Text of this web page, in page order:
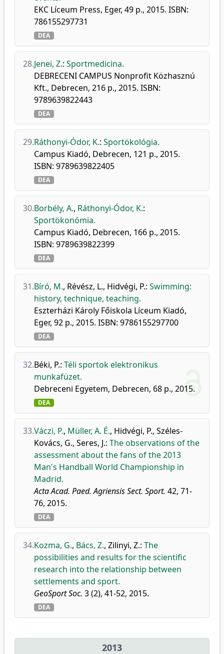
EKC Líceum Press, Eger, 49 p., 2015. ISBN:
786155297731
DEA
28.Jenei, Z.: Sportmedicina.
DEBRECENI CAMPUS Nonprofit Közhasznú
Kft., Debrecen, 216 p., 2015. ISBN:
9789639822443
DEA
29.Ráthonyi-Ódor, K.: Sportökológia.
Campus Kiadó, Debrecen, 121 p., 2015.
ISBN: 9789639822405
DEA
30.Borbély, A., Ráthonyi-Ódor, K.:
Sportökonómia.
Campus Kiadó, Debrecen, 166 p., 2015.
ISBN: 9789639822399
DEA
31.Bíró, M., Révész, L., Hidvégi, P.: Swimming:
history, technique, teaching.
Eszterházi Károly Főiskola Líceum Kiadó,
Eger, 92 p., 2015. ISBN: 9786155297700
DEA
32.Béki, P.: Téli sportok elektronikus
munkafüzet.
Debreceni Egyetem, Debrecen, 68 p., 2015.
DEA
33.Váczi, P., Müller, A. É., Hidvégi, P., Széles-
Kovács, G., Seres, J.: The observations of the
assessment about the fans of the 2013
Man's Handball World Championship in
Madrid.
Acta Acad. Paed. Agriensis Sect. Sport. 42, 71-
76, 2015.
DEA
34.Kozma, G., Bács, Z., Zilinyi, Z.: The
possibilities and results for the scientific
research into the relationship between
settlements and sport.
GeoSport Soc. 3 (2), 41-52, 2015.
DEA
2013